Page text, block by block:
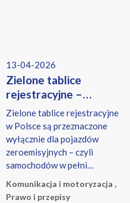
13-04-2026
Zielone tablice
rejestracyjne –
Co oznaczają i kto
może je dostać
Zielone tablice rejestracyjne
w Polsce są przeznaczone
wyłącznie dla pojazdów
zeroemisyjnych – czyli
samochodów w pełni
wodorowych.
Komunikacja i motoryzacja ,
Prawo i przepisy